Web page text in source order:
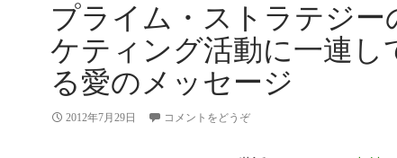
プライム・ストラテジー
ケティング活動に一連し
る愛のメッセージ
2012年7月29日 コメントをどうぞ